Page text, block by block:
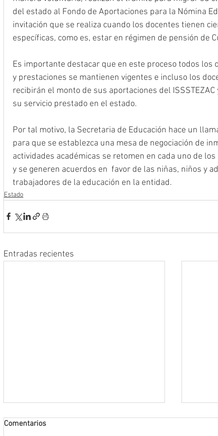
del estado al Fondo de Aportaciones para la Nómina
invitación que se realiza cuando los docentes tienen
específicas, como es, estar en régimen de pensión de
Es importante destacar que en este proceso todos
y prestaciones se mantienen vigentes e incluso los
recibirán el monto de sus aportaciones del
su servicio prestado en el estado.
Por tal motivo, la Secretaria de Educación hace un
para que se establezca una mesa de negociación de
actividades académicas se retomen en cada uno de
y se generen acuerdos en  favor de las niñas, niños y
trabajadores de la educación en la entidad.
Estado
Entradas recientes
Comentarios